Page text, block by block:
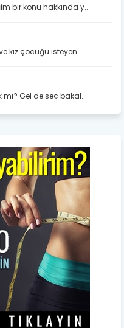
bir konu hakkında y...
kız çocuğu isteyen ...
Gel de seç bakal...